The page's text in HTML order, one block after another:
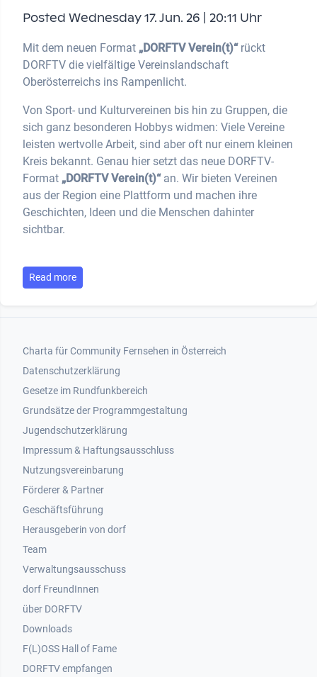
Posted Wednesday 17. Jun. 26 | 20:11 Uhr
Mit dem neuen Format „DORFTV Verein(t)“rückt
DORFTV die vielfältige Vereinslandschaft
Oberösterreichs ins Rampenlicht.
Von Sport- und Kulturvereinen bis hin zu Gruppen, die
sich ganz besonderen Hobbys widmen: Viele Vereine
leisten wertvolle Arbeit, sind aber oft nur einem kleinen
Kreis bekannt. Genau hier setzt das neue DORFTV-
Format „DORFTV Verein(t)“an. Wir bieten Vereinen
aus der Region eine Plattform und machen ihre
Geschichten, Ideen und die Menschen dahinter
sichtbar.
Read more
Footer 1
Charta für Community Fernsehen in Österreich
Datenschutzerklärung
Gesetze im Rundfunkbereich
Grundsätze der Programmgestaltung
Jugendschutzerklärung
Impressum & Haftungsausschluss
Nutzungsvereinbarung
Footer 2
Förderer & Partner
Geschäftsführung
Herausgeberin von dorf
Team
Verwaltungsausschuss
dorf FreundInnen
Footer 3
über DORFTV
Downloads
F(L)OSS Hall of Fame
Footer 4
DORFTV empfangen